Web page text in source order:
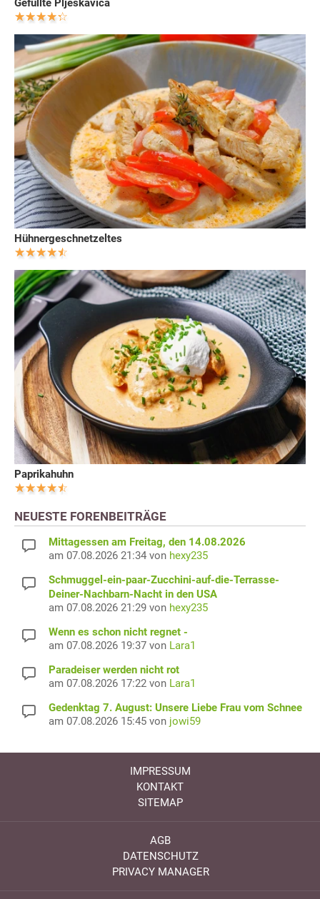
Gefüllte Pljeskavica
Hühnergeschnetzeltes
Paprikahuhn
NEUESTE FORENBEITRÄGE
Mittagessen am Freitag, den 14.08.2026
am 07.08.2026 21:34 von hexy235
Schmuggel-ein-paar-Zucchini-auf-die-Terrasse-
Deiner-Nachbarn-Nacht in den USA
am 07.08.2026 21:29 von hexy235
Wenn es schon nicht regnet -
am 07.08.2026 19:37 von Lara1
Paradeiser werden nicht rot
am 07.08.2026 17:22 von Lara1
Gedenktag 7. August: Unsere Liebe Frau vom Schnee
am 07.08.2026 15:45 von jowi59
IMPRESSUM
KONTAKT
SITEMAP
AGB
DATENSCHUTZ
PRIVACY MANAGER